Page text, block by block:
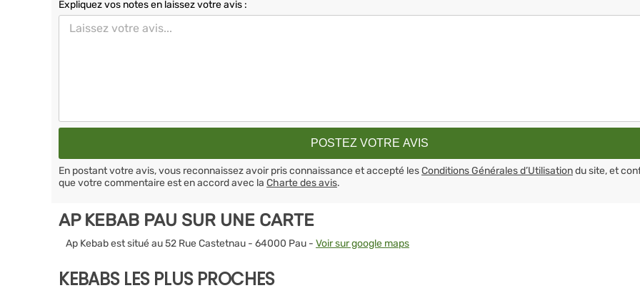
Expliquez vos notes en laissez votre avis :
En postant votre avis, vous reconnaissez avoir pris connaissance et accepté lesConditions Générales d’Utilisationdu site, et
que votre commentaire est en accord avec la Charte des avis.
AP KEBAB PAU SUR UNE CARTE
Ap Kebab est situé au 52 Rue Castetnau - 64000 Pau - Voir sur google maps
KEBABS LES PLUS PROCHES